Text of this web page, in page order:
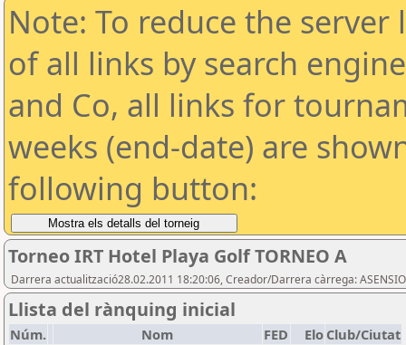
Note: To reduce the
of all links by search
and Co, all links for
weeks (end-date) are
following button:
Torneo IRT Hotel Playa Golf TORNEO A
Darrera actualització28.02.2011 18:20:06, Creador/Darrera càrrega: ASENSIO
Llista del rànquing inicial
Núm. Nom FED Elo Club/Ciutat